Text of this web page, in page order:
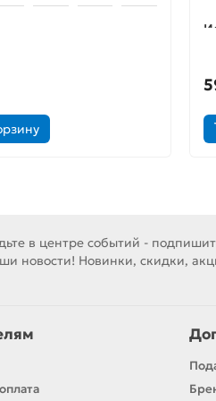
в центре событий -
новости! Новинки, скидки,